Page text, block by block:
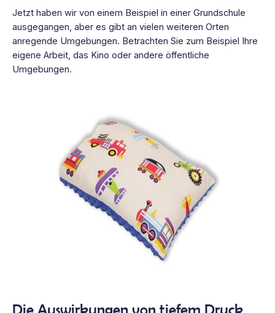
Jetzt haben wir von einem Beispiel in einer Grundschule
ausgegangen, aber es gibt an vielen weiteren Orten
anregende Umgebungen. Betrachten Sie zum Beispiel Ihre
eigene Arbeit, das Kino oder andere öffentliche
Umgebungen.
Die Auswirkungen von tiefem Druck